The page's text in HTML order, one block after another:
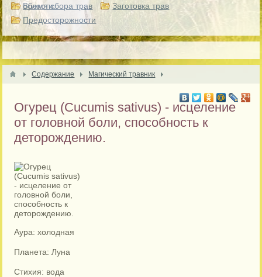
области.
Время сбора трав
Заготовка трав
Предосторожности
Содержание Магический травник
Огурец (Cucumis sativus) - ​исцеление
от головной боли, способность к
деторождению.
Аура: холодная
Планета: Луна
Стихия: вода